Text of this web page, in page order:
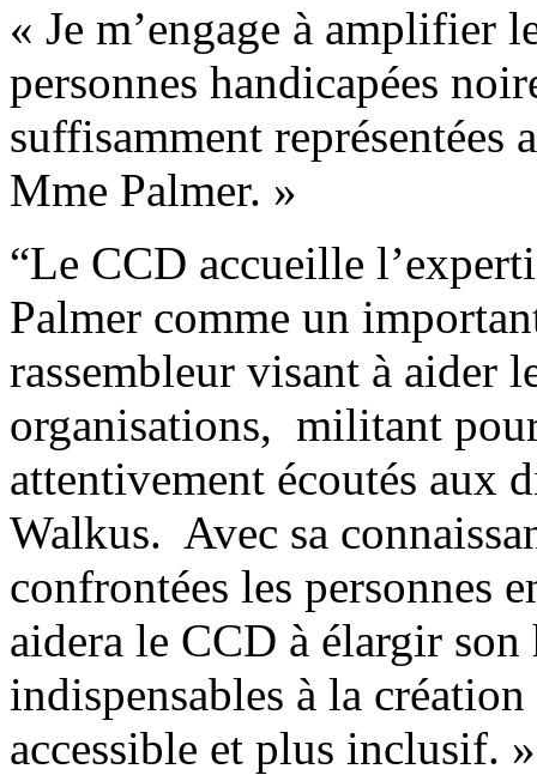
« Je m’engage à amplifier
personnes handicapées
suffisamment représentées
Mme Palmer. »
“Le CCD accueille
Palmer comme un
rassembleur visant à aider
organisations, militant
attentivement écoutés aux
Walkus. Avec sa
confrontées les personnes
aidera le CCD à élargir son
indispensables à la
accessible et plus inclusif.